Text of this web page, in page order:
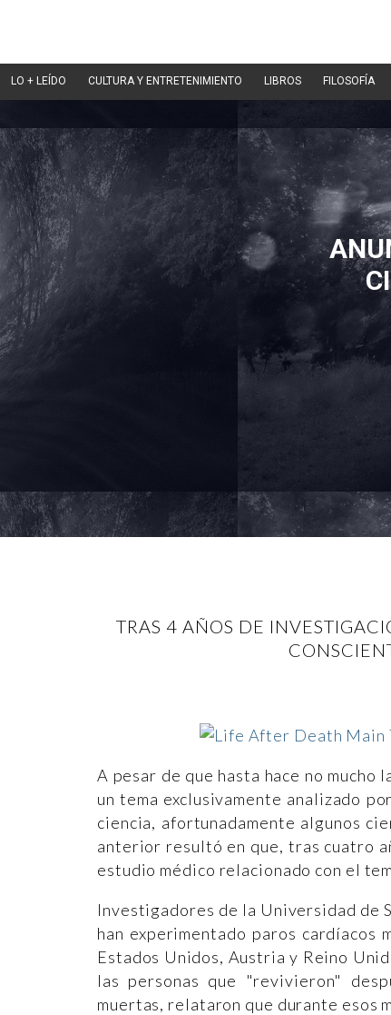
LO + LEÍDO CULTURA Y ENTRETENIMIENTO LIBROS FILOSOFÍA
TRAS 4 AÑOS DE
A pesar de que hasta hace no
un tema exclusivamente analizado
ciencia, afortunadamente algunos
anterior resultó en que, tras cuatro
estudio médico relacionado con el
Investigadores de la Universidad de
han experimentado paros cardíacos
Estados Unidos, Austria y Reino
las personas que "revivieron"
muertas, relataron que durante esos